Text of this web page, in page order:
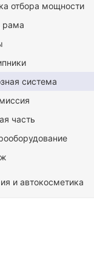
отбора мощности
рама
система
часть
и автокосметика